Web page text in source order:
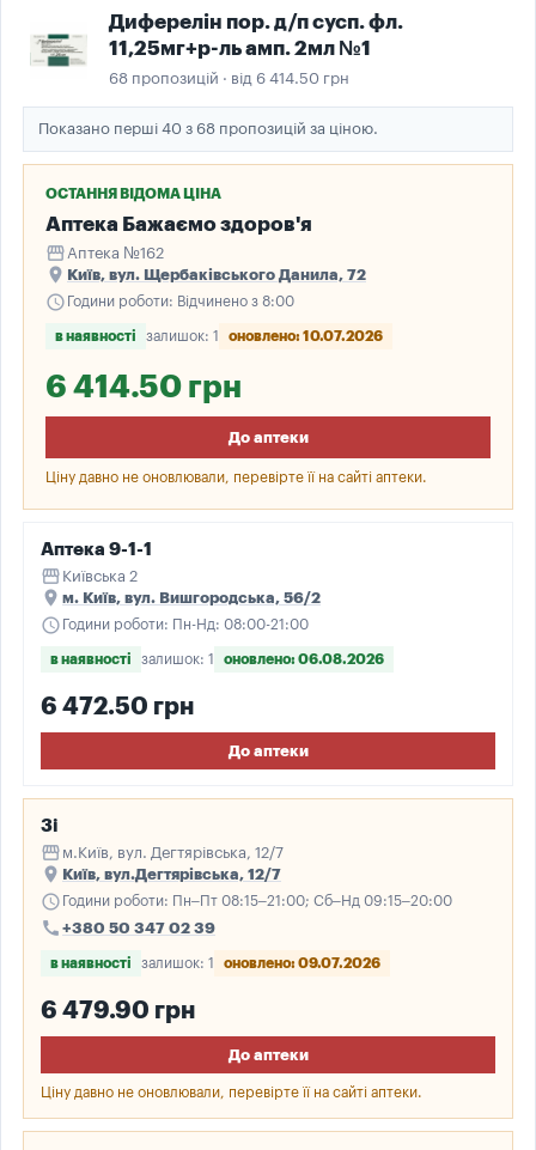
Диферелін пор. д/п сусп. фл.
11,25мг+р-ль амп. 2мл №1
68 пропозицій · від 6 414.50 грн
Показано перші 40 з 68 пропозицій за ціною.
ОСТАННЯ ВІДОМА ЦІНА
Аптека Бажаємо здоров'я
storefront Аптека №162
place Київ, вул. Щербаківського Данила, 72
schedule Години роботи: Відчинено з 8:00
в наявності залишок: 1 оновлено: 10.07.2026
6 414.50 грн
До аптеки
Ціну давно не оновлювали, перевірте її на сайті аптеки.
Аптека 9-1-1
storefront Київська 2
place м. Київ, вул. Вишгородська, 56/2
schedule Години роботи: Пн-Нд: 08:00-21:00
в наявності залишок: 1 оновлено: 06.08.2026
6 472.50 грн
До аптеки
3і
storefront м.Київ, вул. Дегтярівська, 12/7
place Київ, вул.Дегтярівська, 12/7
schedule Години роботи: Пн–Пт 08:15–21:00; Сб–Нд 09:15–20:00
call +380 50 347 02 39
в наявності залишок: 1 оновлено: 09.07.2026
6 479.90 грн
До аптеки
Ціну давно не оновлювали, перевірте її на сайті аптеки.